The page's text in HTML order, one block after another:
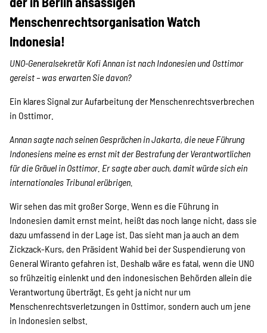
Stellenangebote
Werde Mitglied
Newsletter abonnieren
SPENDEN
Über uns
Transparenz
Menschenrechtsorganisation Watch
Indonesia!
UNO-Generalsekretär Kofi Annan ist nach Indonesien und Osttimor
gereist – was erwarten Sie davon?
Ein klares Signal zur Aufarbeitung der Menschenrechtsverbrechen
in Osttimor.
Annan sagte nach seinen Gesprächen in Jakarta, die neue Führung
Indonesiens meine es ernst mit der Bestrafung der Verantwortlichen
für die Gräuel in Osttimor. Er sagte aber auch, damit würde sich ein
internationales Tribunal erübrigen.
Wir sehen das mit großer Sorge. Wenn es die Führung in
Indonesien damit ernst meint, heißt das noch lange nicht, dass sie
dazu umfassend in der Lage ist. Das sieht man ja auch an dem
Zickzack-Kurs, den Präsident Wahid bei der Suspendierung von
General Wiranto gefahren ist. Deshalb wäre es fatal, wenn die UNO
so frühzeitig einlenkt und den indonesischen Behörden allein die
Verantwortung überträgt. Es geht ja nicht nur um
Menschenrechtsverletzungen in Osttimor, sondern auch um jene
in Indonesien selbst.